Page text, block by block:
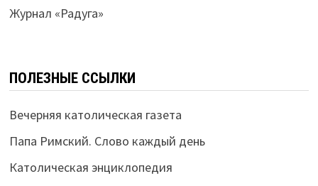
Журнал «Радуга»
ПОЛЕЗНЫЕ ССЫЛКИ
Вечерняя католическая газета
Папа Римский. Слово каждый день
Католическая энциклопедия